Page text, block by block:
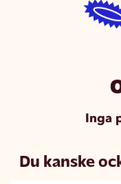
Inga
Du kanske